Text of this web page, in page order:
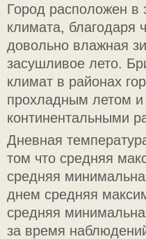
Город расположен в
климата, благодаря
довольно влажная
засушливое лето.
климат в районах
прохладным летом
континентальными
Дневная
том что средняя
средняя
днем средняя
средняя
за время